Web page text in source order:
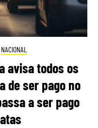
NACIONAL
avisa todos os
de ser pago no
a ser pago